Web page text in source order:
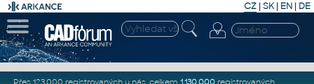
CZ | SK| EN | DE
Přes 123.000 registrovaných u nás, celkem 1.130.000registrovaných